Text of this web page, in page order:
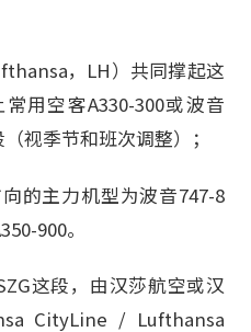
，LH）共同撑起这
用空客A330-300或波音
视季节和班次调整）；
的主力机型为波音747-8
900。
这段，由汉莎航空或汉
CityLine / Lufthansa